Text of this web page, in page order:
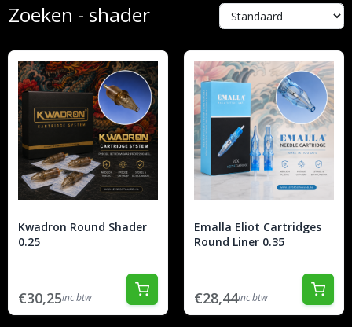
Zoeken - shader
Kwadron Round Shader
0.25
€30,25inc btw
Emalla Eliot Cartridges
Round Liner 0.35
€28,44inc btw